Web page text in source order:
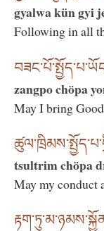
gyalwa kün gyi
Following in all
zangpo chöpa
May I bring
tsultrim chöpa
May my conduct